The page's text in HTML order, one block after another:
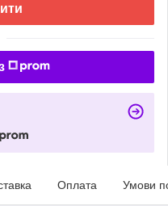
Оплата Умови